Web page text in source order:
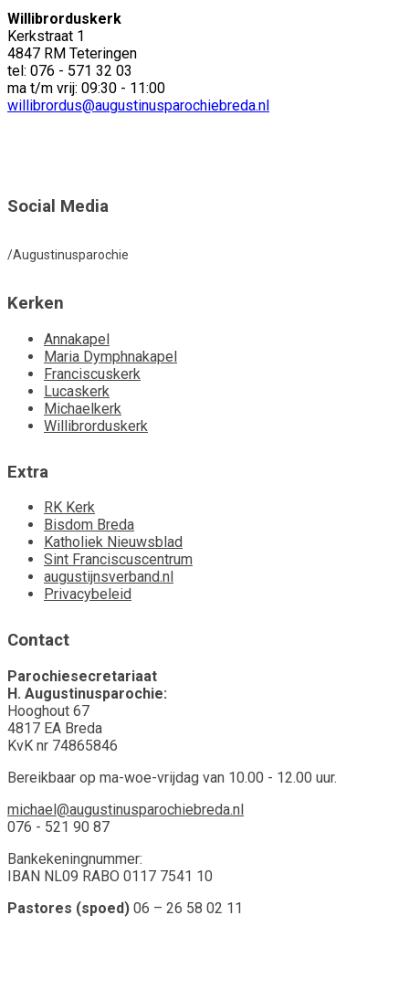
Willibrorduskerk
Kerkstraat 1
4847 RM Teteringen
tel: 076 - 571 32 03
ma t/m vrij: 09:30 - 11:00
willibrordus@augustinusparochiebreda.nl
Social Media
/Augustinusparochie
Kerken
Annakapel
Maria Dymphnakapel
Franciscuskerk
Lucaskerk
Michaelkerk
Willibrorduskerk
Extra
RK Kerk
Bisdom Breda
Katholiek Nieuwsblad
Sint Franciscuscentrum
augustijnsverband.nl
Privacybeleid
Contact
Parochiesecretariaat
H. Augustinusparochie:
Hooghout 67
4817 EA Breda
KvK nr 74865846
Bereikbaar op ma-woe-vrijdag van 10.00 - 12.00 uur.
michael@augustinusparochiebreda.nl
076 - 521 90 87
Bankekeningnummer:
IBAN NL09 RABO 0117 7541 10
Pastores (spoed) 06 – 26 58 02 11